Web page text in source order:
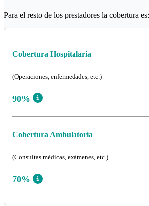
Para el resto de los prestadores la cobertura es:
Cobertura Hospitalaria
(Operaciones, enfermedades, etc.)
90%
Cobertura Ambulatoria
(Consultas médicas, exámenes, etc.)
70%